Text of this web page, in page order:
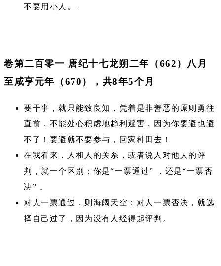
不要用小人。
卷第二百零一 唐纪十七龙朔二年（662）八月
至咸亨元年（670），共8年5个月
要干事，就只能致良知，凭着是非善恶的原则勇往
直前，不能处心积虑地趋利避害，因为你要避也避
不了！要避就不要参与，回家种田去！
在我看来，人和人的关系，或者说人对他人的评
判，就一个区别：你是“一票通过” ，还是“一票否
决” 。
对人一票通过，则海阔天空；对人一票否决，就选
择自己过了，因为没有人经得起评判。